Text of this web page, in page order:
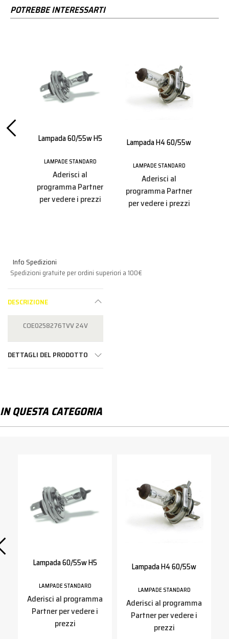
POTREBBE INTERESSARTI
Lampada 60/55w H5
LAMPADE STANDARD
Aderisci al
programma Partner
per vedere i prezzi
Lampada H4 60/55w
LAMPADE STANDARD
Aderisci al
programma Partner
per vedere i prezzi
Info Spedizioni
Spedizioni gratuite per ordini superiori a 100€
DESCRIZIONE
COE0258276TVV 24V
DETTAGLI DEL PRODOTTO
IN QUESTA CATEGORIA
Lampada 60/55w H5
LAMPADE STANDARD
Aderisci al programma
Partner per vedere i
prezzi
Lampada H4 60/55w
LAMPADE STANDARD
Aderisci al programma
Partner per vedere i
prezzi